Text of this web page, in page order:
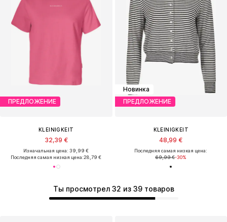
Ты просмотрел 32 из 39 товаров
ПРЕДЛОЖЕНИЕ
KLEINIGKEIT
32,39 €
Изначальная цена: 39,99 €
Последняя самая низкая цена:28,79 €
Новинка
ПРЕДЛОЖЕНИЕ
KLEINIGKEIT
48,99 €
Последняя самая низкая цена:
69,99 €-30%